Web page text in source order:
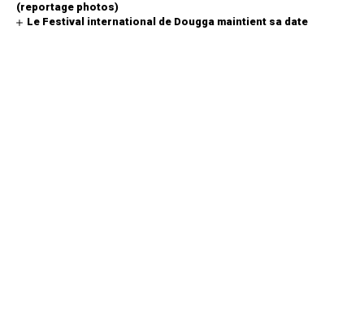
(reportage photos)
Le Festival international de Dougga maintient sa date